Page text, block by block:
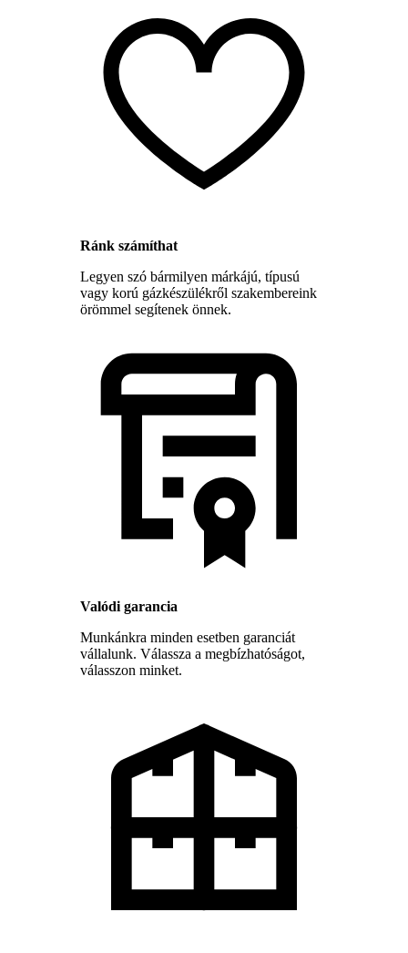
Ránk számíthat
Legyen szó bármilyen márkájú, típusú
vagy korú gázkészülékről szakembereink
örömmel segítenek önnek.
Valódi garancia
Munkánkra minden esetben garanciát
vállalunk. Válassza a megbízhatóságot,
válasszon minket.